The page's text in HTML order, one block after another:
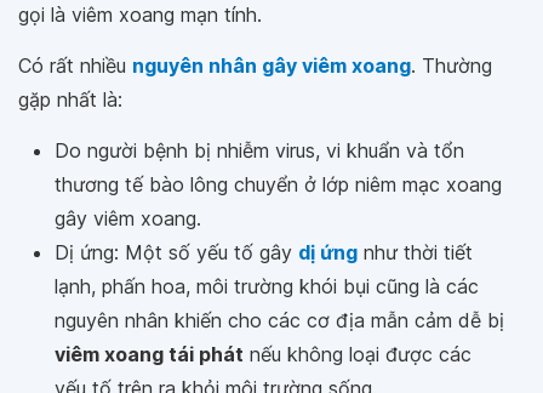
gọi là viêm xoang mạn tính.
Có rất nhiều nguyên nhân gây viêm xoang. Thường
gặp nhất là:
Do người bệnh bị nhiễm virus, vi khuẩn và tổn
thương tế bào lông chuyển ở lớp niêm mạc xoang
gây viêm xoang.
Dị ứng: Một số yếu tố gây dị ứng như thời tiết
lạnh, phấn hoa, môi trường khói bụi cũng là các
nguyên nhân khiến cho các cơ địa mẫn cảm dễ bị
viêm xoang tái phát nếu không loại được các
yếu tố trên ra khỏi môi trường sống.